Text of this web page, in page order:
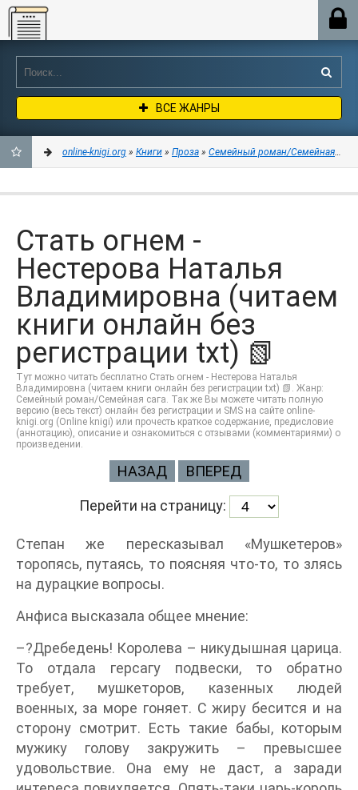
Online-knigi.org
ВСЕ ЖАНРЫ
ЗАКЛАДКИ
online-knigi.org » Книги » Проза » Семейный роман/Семейная сага
Стать огнем -
Нестерова Наталья
Владимировна (читаем
книги онлайн без
регистрации txt) 📗
Тут можно читать бесплатно Стать огнем - Нестерова Наталья
Владимировна (читаем книги онлайн без регистрации txt) 📗. Жанр:
Семейный роман/Семейная сага. Так же Вы можете читать полную
версию (весь текст) онлайн без регистрации и SMS на сайте online-
knigi.org (Online knigi) или прочесть краткое содержание, предисловие
(аннотацию), описание и ознакомиться с отзывами (комментариями) о
произведении.
НАЗАД ВПЕРЕД
Перейти на страницу:
Степан же пересказывал «Мушкетеров»
торопясь, путаясь, то поясняя что-то, то злясь
на дурацкие вопросы.
Анфиса высказала общее мнение:
–?Дребедень! Королева – никудышная царица.
То отдала герсагу подвески, то обратно
требует, мушкеторов, казенных людей
военных, за море гоняет. С жиру бесится и на
сторону смотрит. Есть такие бабы, которым
мужику голову закружить – превысшее
удовольствие. Она ему не даст, а заради